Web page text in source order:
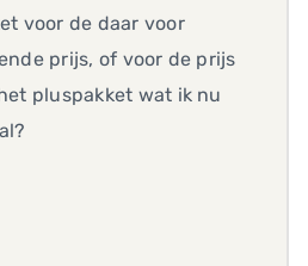
voor de daar voor
prijs, of voor de prijs
pluspakket wat ik nu